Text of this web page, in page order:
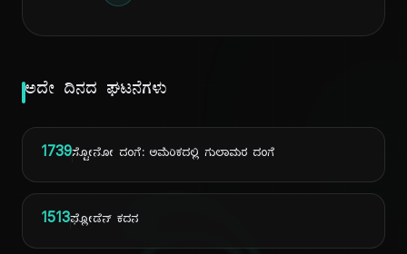
ಅದೇ ದಿನದ ಘಟನೆಗಳು
1739ಸ್ಟೋನೋ ದಂಗೆ: ಅಮೆರಿಕದಲ್ಲಿ ಗುಲಾಮರ ದಂಗೆ
1513ಫ್ಲೋಡೆನ್ ಕದನ